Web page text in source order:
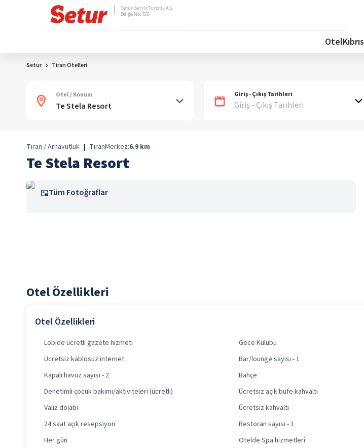
Setur Servis Turistik A.Ş.
Belge No: 728
OtelKıbrıs
Setur Tiran Otelleri
Otel / Konum Giriş - Çıkış Tarihleri
Giriş - Çıkış Tarihleri
Tiran / Arnavutluk | TiranMerkez:6.9 km
Te Stela Resort
Tüm Fotoğraflar
Otel Özellikleri
Otel Özellikleri
Lobide ücretli gazete hizmeti Gece Kulübü
Ücretsiz kablosuz internet
Bar/lounge sayısı - 1
Kapalı havuz sayısı - 2
Bahçe
Denetimli çocuk bakımı/aktiviteleri (ücretli)
Ücretsiz açık büfe kahvaltı
Valiz dolabı
Ücretsiz kahvaltı
24 saat açık resepsiyon
Restoran sayısı - 1
Her gün
Otelde Spa hizmetleri